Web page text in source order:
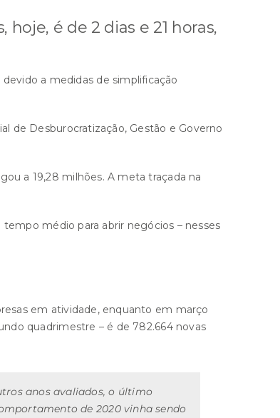
é de 2 dias e 21 horas,
a medidas de simplificação
de Desburocratização, Gestão e Governo
a 19,28 milhões. A meta traçada na
médio para abrir negócios – nesses
em atividade, enquanto em março
quadrimestre – é de 782.664 novas
anos avaliados, o último
de 2020 vinha sendo